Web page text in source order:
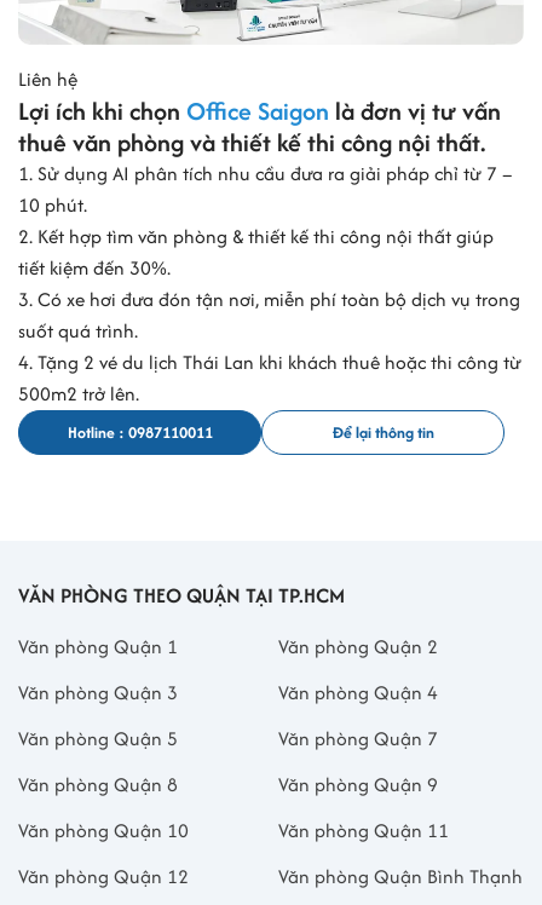
Office Saigonđể được đội ngũ thiết kế tư vấn layout mặt bằng, chi
Thông tin về việc cho thuê văn phòng tại tòa nhà Gia Phú Building
Địa chỉ
854 Sư Vạn Hạnh, Phường Hòa Hưng, TPHCM
Kết cấu
Diện tích sàn
240 m2
Số thang máy
Dịch vụ cho thuê
Văn phòng truyền thống
Giá thuê
Diện tích trống
Liên hệ
Lợi ích khi chọn Office Saigon là đơn vị tư vấn
thuê văn phòng và thiết kế thi công nội thất.
1. Sử dụng AI phân tích nhu cầu đưa ra giải pháp chỉ từ 7 –
10 phút.
2. Kết hợp tìm văn phòng & thiết kế thi công nội thất giúp
tiết kiệm đến 30%.
3. Có xe hơi đưa đón tận nơi, miễn phí toàn bộ dịch vụ trong
suốt quá trình.
4. Tặng 2 vé du lịch Thái Lan khi khách thuê hoặc thi công từ
500m2 trở lên.
Hotline : 0987110011 Để lại thông tin
VĂN PHÒNG THEO QUẬN TẠI TP.HCM
Văn phòng Quận 1
Văn phòng Quận 2
Văn phòng Quận 3
Văn phòng Quận 4
Văn phòng Quận 5
Văn phòng Quận 7
Văn phòng Quận 8
Văn phòng Quận 9
Văn phòng Quận 10
Văn phòng Quận 11
Văn phòng Quận 12
Văn phòng Quận Bình Thạnh